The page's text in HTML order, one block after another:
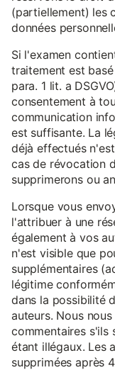
(partiellement) les
données
Si l'examen
traitement est
para. 1 lit. a
consentement à
communication
est suffisante. La
déjà effectués
cas de révocation
supprimerons ou
Lorsque vous
l'attribuer à une
également à vos
n'est visible que
supplémentaires
légitime
dans la possibilité
auteurs. Nous
commentaires s'ils
étant illégaux. Les
supprimées après